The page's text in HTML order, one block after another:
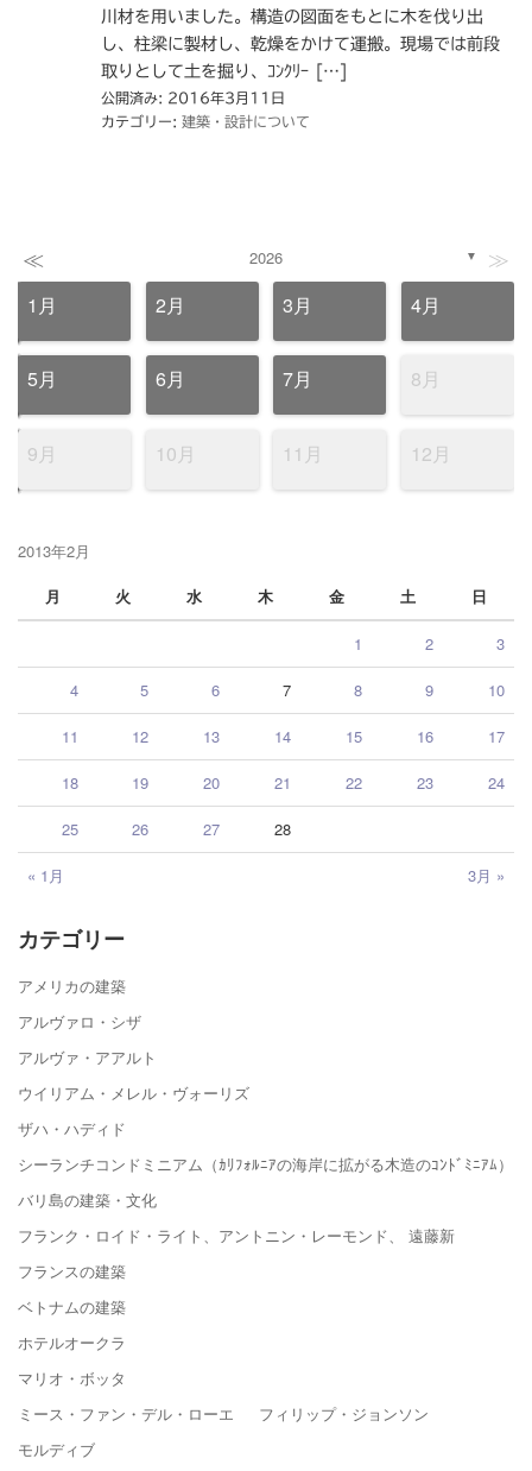
川材を用いました。構造の図面をもとに木を伐り出
し、柱梁に製材し、乾燥をかけて運搬。現場では前段
取りとして土を掘り、ｺﾝｸﾘｰ […]
公開済み: 2016年3月11日
カテゴリー: 建築・設計について
≪ 2026 ▼ ≫
1月 2月 3月 4月
5月 6月 7月 8月
9月 10月 11月 12月
2013年2月
月
火 水 木 金 土 日
« 1月 3月 »
1 2 3
4 5 6 7 8 9 10
11 12 13 14 15 16 17
18 19 20 21 22 23 24
25 26 27 28
カテゴリー
アメリカの建築
アルヴァロ・シザ
アルヴァ・アアルト
ウイリアム・メレル・ヴォーリズ
ザハ・ハディド
シーランチコンドミニアム（ｶﾘﾌｫﾙﾆｱの海岸に拡がる木造のｺﾝﾄﾞﾐﾆｱﾑ）
バリ島の建築・文化
フランク・ロイド・ライト、アントニン・レーモンド、 遠藤新
フランスの建築
ベトナムの建築
ホテルオークラ
マリオ・ボッタ
ミース・ファン・デル・ローエ フィリップ・ジョンソン
モルディブ